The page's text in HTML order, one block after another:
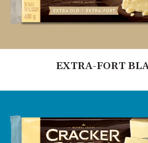
EXTRA-FORT